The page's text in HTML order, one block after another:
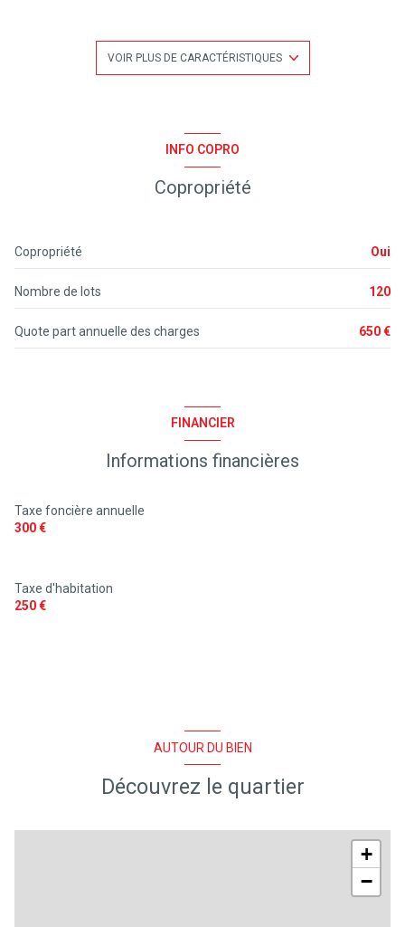
vue Terrasse jardin
quartier Centre Ville, Corniche De L'aubarede
VOIR PLUS DE CARACTÉRISTIQUES
INFO COPRO
Copropriété
Copropriété Oui
Nombre de lots 120
Quote part annuelle des charges 650 €
FINANCIER
Informations financières
Taxe foncière annuelle
300 €
Taxe d'habitation
250 €
AUTOUR DU BIEN
Découvrez le quartier
+
−